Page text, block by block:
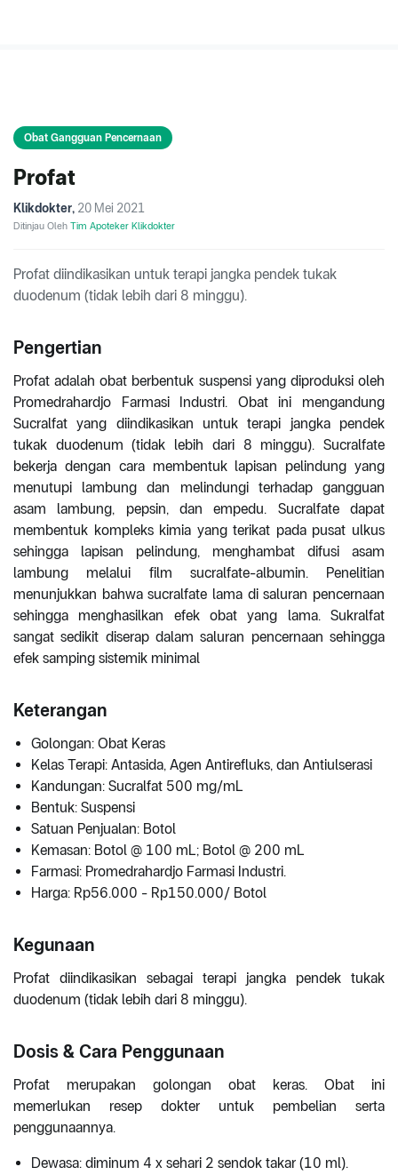
Obat Gangguan Pencernaan
Profat
Klikdokter, 20 Mei 2021
Ditinjau Oleh Tim Apoteker Klikdokter
Profat diindikasikan untuk terapi jangka pendek tukak
duodenum (tidak lebih dari 8 minggu).
Pengertian
Profat adalah obat berbentuk suspensi yang diproduksi oleh
Promedrahardjo Farmasi Industri. Obat ini mengandung
Sucralfat yang diindikasikan untuk terapi jangka pendek
tukak duodenum (tidak lebih dari 8 minggu). Sucralfate
bekerja dengan cara membentuk lapisan pelindung yang
menutupi lambung dan melindungi terhadap gangguan
asam lambung, pepsin, dan empedu. Sucralfate dapat
membentuk kompleks kimia yang terikat pada pusat ulkus
sehingga lapisan pelindung, menghambat difusi asam
lambung melalui film sucralfate-albumin. Penelitian
menunjukkan bahwa sucralfate lama di saluran pencernaan
sehingga menghasilkan efek obat yang lama. Sukralfat
sangat sedikit diserap dalam saluran pencernaan sehingga
efek samping sistemik minimal
Keterangan
Golongan: Obat Keras
Kelas Terapi: Antasida, Agen Antirefluks, dan Antiulserasi
Kandungan: Sucralfat 500 mg/mL
Bentuk: Suspensi
Satuan Penjualan: Botol
Kemasan: Botol @ 100 mL; Botol @ 200 mL
Farmasi: Promedrahardjo Farmasi Industri.
Harga: Rp56.000 - Rp150.000/ Botol
Kegunaan
Profat diindikasikan sebagai terapi jangka pendek tukak
duodenum (tidak lebih dari 8 minggu).
Dosis & Cara Penggunaan
Profat merupakan golongan obat keras. Obat ini
memerlukan resep dokter untuk pembelian serta
penggunaannya.
Dewasa: diminum 4 x sehari 2 sendok takar (10 ml).